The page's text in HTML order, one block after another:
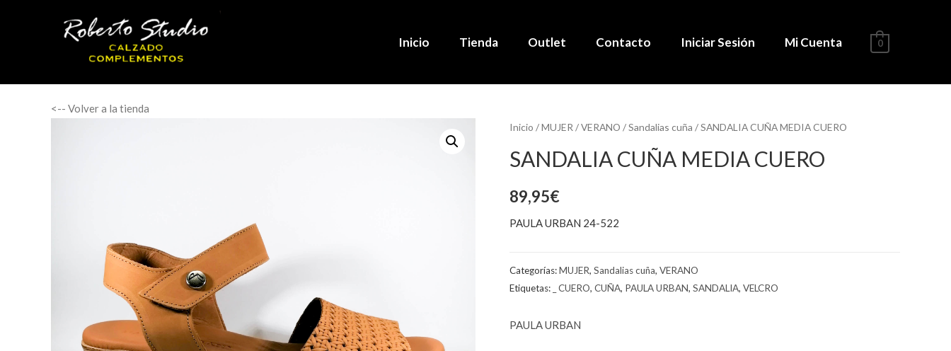
Inicio Tienda Outlet Contacto Iniciar Sesión Mi Cuenta 0
<-- Volver a la tienda
Inicio /MUJER /VERANO /Sandalias cuña / SANDALIA CUÑA MEDIA CUERO
SANDALIA CUÑA MEDIA CUERO
89,95€
PAULA URBAN 24-522
Categorías:MUJER, Sandalias cuña, VERANO
Etiquetas:
_ CUERO, CUÑA, PAULA URBAN, SANDALIA, VELCRO
PAULA URBAN